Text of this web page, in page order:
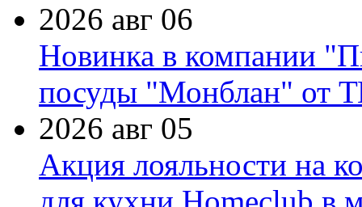
2026 авг 06
Новинка в компании
посуды "Монблан" от
2026 авг 05
Акция лояльности на